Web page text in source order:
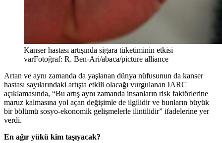
Kanser hastası artışında sigara tüketiminin etkisi
varFotoğraf: R. Ben-Ari/abaca/picture alliance
Artan ve aynı zamanda da yaşlanan dünya nüfusunun da kanser
hastası sayılarındaki artışta etkili olacağı vurgulanan IARC
açıklamasında, “Bu artış aynı zamanda insanların risk faktörlerine
maruz kalmasına yol açan değişimle de ilgilidir ve bunların büyük
bir bölümü sosyo-ekonomik gelişmelerle ilintilidir” ifadelerine yer
verdi.
En ağır yükü kim taşıyacak?